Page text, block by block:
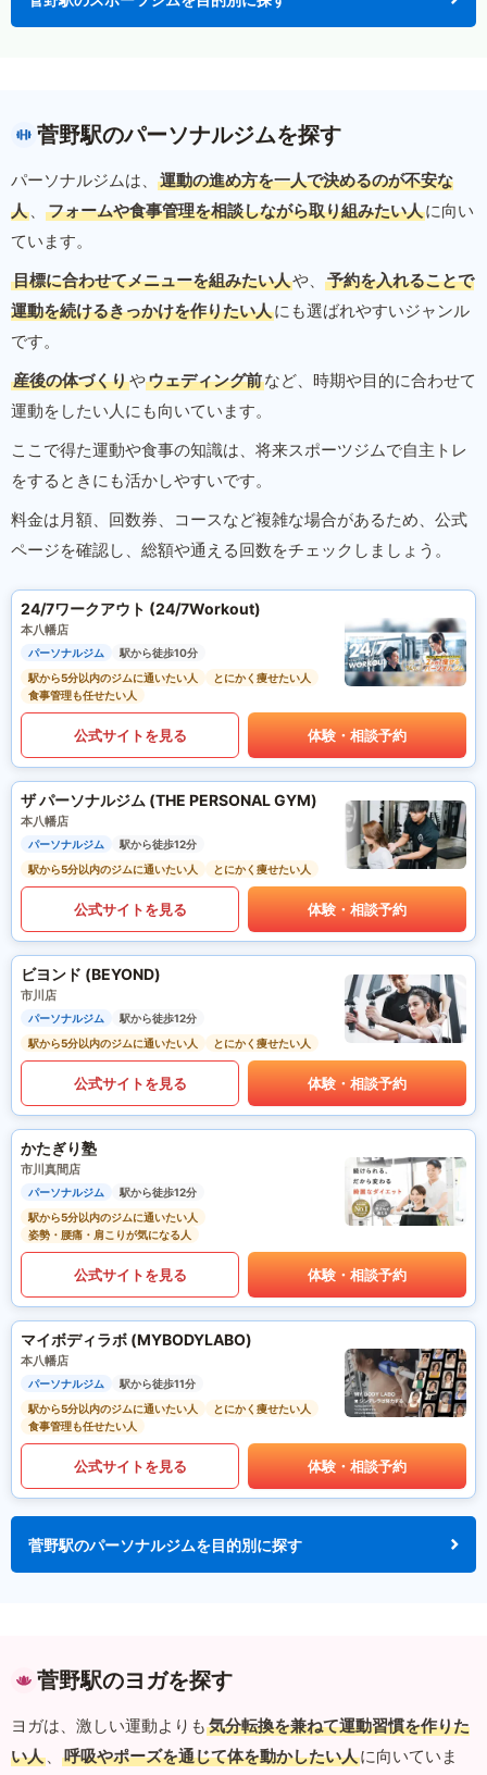
菅野駅のパーソナルジムを探す
パーソナルジムは、
運動の進め方を一人で決めるのが不安な
人 、 フォームや食事管理を相談しながら取り組みたい人に向い
ています。
目標に合わせてメニューを組みたい人や、
予約を入れることで
運動を続けるきっかけを作りたい人にも選ばれやすいジャンル
です。
産後の体づくりやウェディング前など、時期や目的に合わせて
運動をしたい人にも向いています。
ここで得た運動や食事の知識は、将来スポーツジムで自主トレ
をするときにも活かしやすいです。
料金は月額、回数券、コースなど複雑な場合があるため、公式
ページを確認し、総額や通える回数をチェックしましょう。
24/7ワークアウト (24/7Workout)
本八幡店
パーソナルジム
駅から徒歩10分
駅から5分以内のジムに通いたい人
とにかく痩せたい人
食事管理も任せたい人
公式サイトを見る 体験・相談予約
ザ パーソナルジム (THE PERSONAL GYM)
本八幡店
パーソナルジム
駅から徒歩12分
駅から5分以内のジムに通いたい人
とにかく痩せたい人
公式サイトを見る 体験・相談予約
ビヨンド (BEYOND)
市川店
パーソナルジム
駅から徒歩12分
駅から5分以内のジムに通いたい人
とにかく痩せたい人
公式サイトを見る 体験・相談予約
かたぎり塾
市川真間店
パーソナルジム
駅から徒歩12分
駅から5分以内のジムに通いたい人
姿勢・腰痛・肩こりが気になる人
公式サイトを見る 体験・相談予約
マイボディラボ (MYBODYLABO)
本八幡店
パーソナルジム
駅から徒歩11分
駅から5分以内のジムに通いたい人
とにかく痩せたい人
食事管理も任せたい人
公式サイトを見る 体験・相談予約
菅野駅のパーソナルジムを目的別に探す
菅野駅のヨガを探す
ヨガは、激しい運動よりも 気分転換を兼ねて運動習慣を作りた
い人 、 呼吸やポーズを通じて体を動かしたい人に向いていま